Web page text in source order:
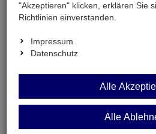
ELPT204-6C
ELPT204-6C
FotoTransistor 980 nm 30V
"Akzeptieren" klicken, erklären Sie
Richtlinien einverstanden.
Impressum
Datenschutz
Alle
Alle